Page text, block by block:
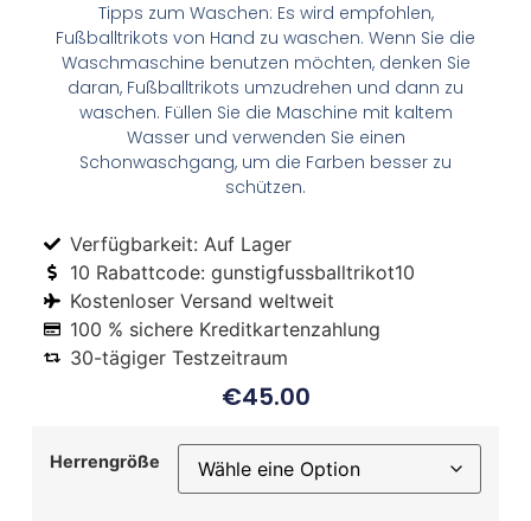
Tipps zum Waschen: Es wird empfohlen,
Fußballtrikots von Hand zu waschen. Wenn Sie die
Waschmaschine benutzen möchten, denken Sie
daran, Fußballtrikots umzudrehen und dann zu
waschen. Füllen Sie die Maschine mit kaltem
Wasser und verwenden Sie einen
Schonwaschgang, um die Farben besser zu
schützen.
Verfügbarkeit: Auf Lager
10 Rabattcode: gunstigfussballtrikot10
Kostenloser Versand weltweit
100 % sichere Kreditkartenzahlung
30-tägiger Testzeitraum
€45.00
Herrengröße